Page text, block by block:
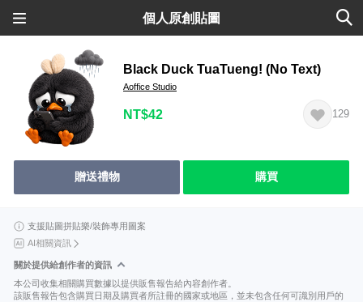
個人原創貼圖
Black Duck TuaTueng! (No Text)
Aoffice Studio
NT$42 129
贈送禮物 購買
支援貼圖拼貼樂/裝飾專用圖案
AI相關資訊
關於提供給創作者的資訊
本公司收集相關購買數據以提供販售報告給內容創作者。
該販售報告包含購買日期及購買者所註冊的國家或地區，並未包含任何可識別用戶的